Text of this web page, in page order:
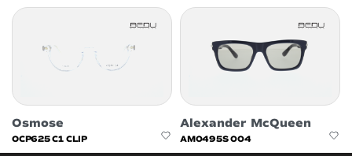
Osmose
OCP625 C1 CLIP
Alexander McQueen
AM0495S 004